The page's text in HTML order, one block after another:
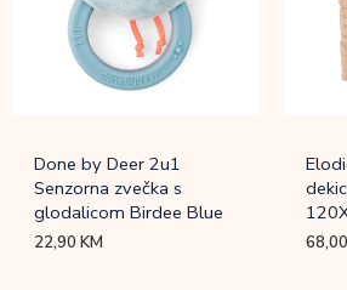
Done by Deer 2u1
Senzorna zvečka s
glodalicom Birdee Blue
22,90KM